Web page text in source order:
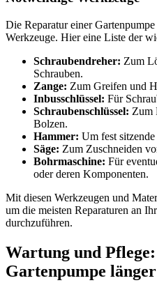
Die Reparatur einer
Werkzeuge. Hier eine Liste der
Schraubendreher: Zum
Schrauben.
Zange: Zum Greifen und
Inbusschlüssel: Für
Schraubenschlüssel: Zum
Bolzen.
Hammer: Um fest
Säge: Zum Zuschneiden
Bohrmaschine: Für
oder deren Komponenten.
Mit diesen Werkzeugen und
um die meisten Reparaturen an
durchzuführen.
Wartung und
Gartenpumpe